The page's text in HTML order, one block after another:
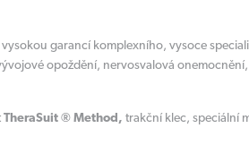
garancí komplexního, vysoce
opoždění, nervosvalová
TheraSuit ® Method, trakční klec, speciální